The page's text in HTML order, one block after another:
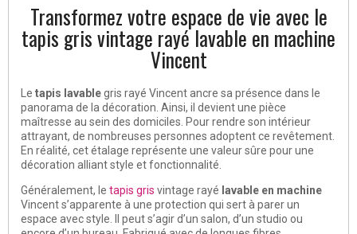
Transformez votre espace de vie avec le
tapis gris vintage rayé lavable en machine
Vincent
Le tapis lavablegris rayé Vincent ancre sa présence dans le
panorama de la décoration. Ainsi, il devient une pièce
maîtresse au sein des domiciles. Pour rendre son intérieur
attrayant, de nombreuses personnes adoptent ce revêtement.
En réalité, cet étalage représente une valeur sûre pour une
décoration alliant style et fonctionnalité.
Généralement, le tapis gris vintage rayé lavable en machine
Vincent s’apparente à une protection qui sert à parer un
espace avec style. Il peut s’agir d’un salon, d’un studio ou